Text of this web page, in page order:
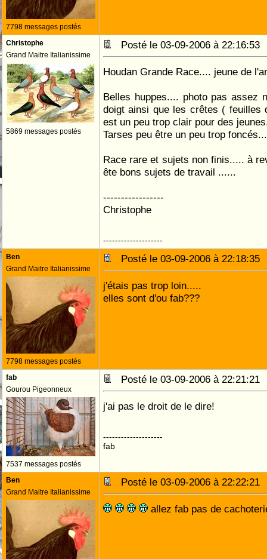
7798 messages postés
Christophe
Grand Maitre Italianissime
5869 messages postés
Posté le 03-09-2006 à
Houdan Grande Race.... jeune de
Belles huppes.... photo pas assez
doigt ainsi que les crêtes ( feuilles
est un peu trop clair pour des
Tarses peu être un peu trop
Race rare et sujets non finis..... à
ête bons sujets de travail ......
-----------------
Christophe
--------------------
Ben
Grand Maitre Italianissime
7798 messages postés
Posté le 03-09-2006 à
j'étais pas trop loin.....
elles sont d'ou fab???
fab
Gourou Pigeonneux
7537 messages postés
Posté le 03-09-2006 à
j'ai pas le droit de le dire!
--------------------
fab
Ben
Grand Maitre Italianissime
Posté le 03-09-2006 à
allez fab pas de